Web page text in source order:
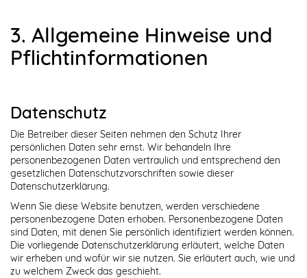
3. Allgemeine Hinweise und
Pflicht­informationen
Datenschutz
Die Betreiber dieser Seiten nehmen den Schutz Ihrer
persönlichen Daten sehr ernst. Wir behandeln Ihre
personenbezogenen Daten vertraulich und entsprechend den
gesetzlichen Datenschutzvorschriften sowie dieser
Datenschutzerklärung.
Wenn Sie diese Website benutzen, werden verschiedene
personenbezogene Daten erhoben. Personenbezogene Daten
sind Daten, mit denen Sie persönlich identifiziert werden können.
Die vorliegende Datenschutzerklärung erläutert, welche Daten
wir erheben und wofür wir sie nutzen. Sie erläutert auch, wie und
zu welchem Zweck das geschieht.